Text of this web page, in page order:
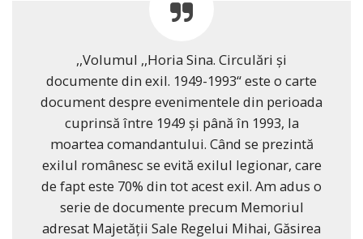
,,Volumul ,,Horia Sina. Circulări și
documente din exil. 1949-1993“ este o carte
document despre evenimentele din perioada
cuprinsă între 1949 și până în 1993, la
moartea comandantului. Când se prezintă
exilul românesc se evită exilul legionar, care
de fapt este 70% din tot acest exil. Am adus o
serie de documente precum Memoriul
adresat Majetății Sale Regelui Mihai, Găsirea